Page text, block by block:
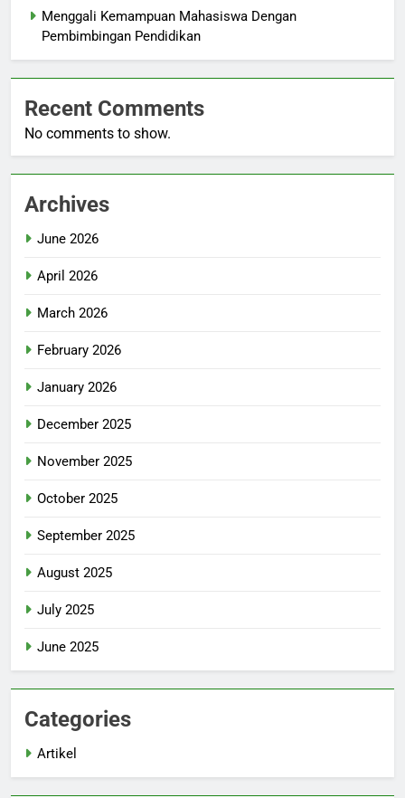
Menggali Kemampuan Mahasiswa Dengan
Pembimbingan Pendidikan
Recent Comments
No comments to show.
Archives
June 2026
April 2026
March 2026
February 2026
January 2026
December 2025
November 2025
October 2025
September 2025
August 2025
July 2025
June 2025
Categories
Artikel